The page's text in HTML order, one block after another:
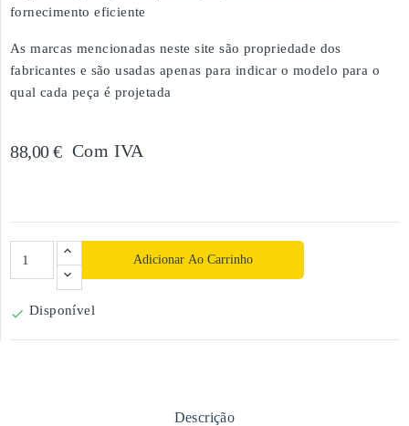
fornecimento eficiente
As marcas mencionadas neste site são propriedade dos
fabricantes e são usadas apenas para indicar o modelo para o
qual cada peça é projetada
88,00 € Com IVA
Adicionar Ao Carrinho
 Disponível
Descrição